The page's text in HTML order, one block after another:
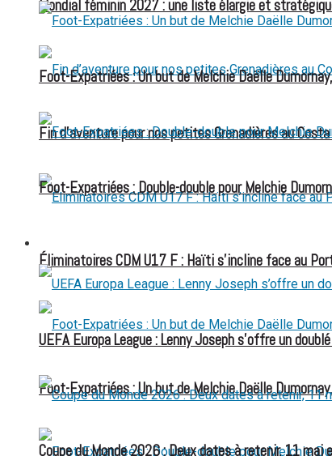
Mondial féminin 2027 : une liste élargie et
Fin d’aventure pour nos petites Grenadières au
Éliminatoires CDM U17 F : Haïti s’incline face au
Foot-Expatriées : Un but de Melchie Daëlle
Foot-Expatriées : Un but de Melchie Daëlle
Foot-Expatriées : Double-double pour Melchie
UEFA Europa League : Lenny Joseph s’offre un
Coupe du Monde 2026 : Deux dates à retenir, 11 mai